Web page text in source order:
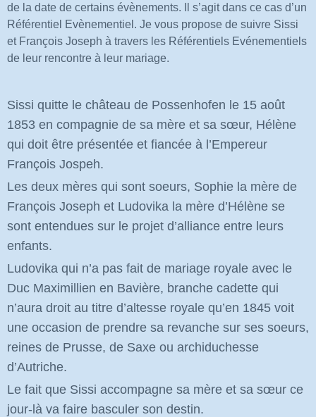
de la date de certains évènements. Il s’agit dans ce cas d’un
Référentiel Evènementiel. Je vous propose de suivre Sissi
et François Joseph à travers les Référentiels Evénementiels
de leur rencontre à leur mariage.
Sissi quitte le château de Possenhofen le 15 août
1853 en compagnie de sa mère et sa sœur, Hélène
qui doit être présentée et fiancée à l’Empereur
François Jospeh.
Les deux mères qui sont soeurs, Sophie la mère de
François Joseph et Ludovika la mère d’Hélène se
sont entendues sur le projet d’alliance entre leurs
enfants.
Ludovika qui n’a pas fait de mariage royale avec le
Duc Maximillien en Bavière, branche cadette qui
n’aura droit au titre d’altesse royale qu’en 1845 voit
une occasion de prendre sa revanche sur ses soeurs,
reines de Prusse, de Saxe ou archiduchesse
d’Autriche.
Le fait que Sissi accompagne sa mère et sa sœur ce
jour-là va faire basculer son destin.